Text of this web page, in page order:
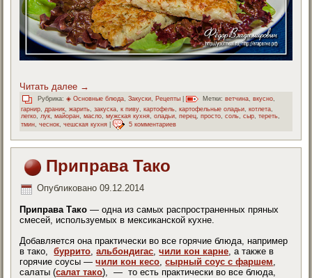
Читать далее →
Рубрика: ◈ Основные блюда,Закуски, Рецепты Метки: ветчина,вкусно,
гарнир,драник,жарить,закуска,к пиву,картофель,картофельные оладьи,котлета,
легко,лук,майоран,масло,мужская кухня,оладьи,перец,просто,соль,сыр,тереть,
тмин ,чеснок ,чешская кухня | 5 комментариев
Приправа Тако
Опубликовано 09.12.2014
Приправа Тако — одна из самых распространенных пряных
смесей, используемых в мексиканской кухне.
Добавляется она практически во все горячие блюда, например
в тако,буррито ,альбондигас ,чили кон карне , а также в
горячие соусы —чили кон кесо ,сырный соус с фаршем
салаты (салат тако), — то есть практически во все блюда,